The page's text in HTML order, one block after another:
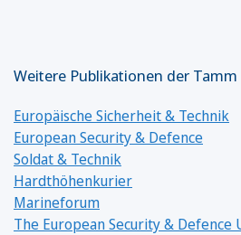
Weitere Publikationen der
Europäische Sicherheit & Technik
European Security & Defence
Soldat & Technik
Hardthöhenkurier
Marineforum
The European Security & Defence